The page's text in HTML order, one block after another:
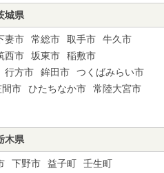
城県
妻市 常総市 取手市
牛久市
西市 坂東市
稲敷市
行方市 鉾田市
つくばみらい市
間市 ひたちなか市
常陸大宮市
木県
下野市 益子町
壬生町